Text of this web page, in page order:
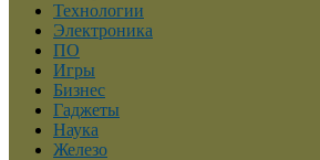
Технологии
Электроника
ПО
Игры
Бизнес
Гаджеты
Наука
Железо